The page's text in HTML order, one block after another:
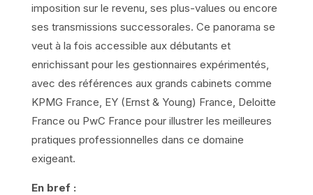
imposition sur le revenu, ses plus-values ou encore
ses transmissions successorales. Ce panorama se
veut à la fois accessible aux débutants et
enrichissant pour les gestionnaires expérimentés,
avec des références aux grands cabinets comme
KPMG France, EY (Ernst & Young) France, Deloitte
France ou PwC France pour illustrer les meilleures
pratiques professionnelles dans ce domaine
exigeant.
En bref :